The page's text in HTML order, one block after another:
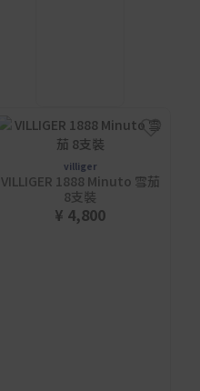
villiger
VILLIGER 1888 Minuto 雪茄
8支裝
¥ 4,800